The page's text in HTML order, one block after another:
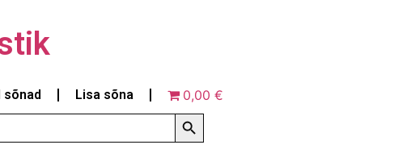
sõnad Lisa sõna
0,00 €
Search Button